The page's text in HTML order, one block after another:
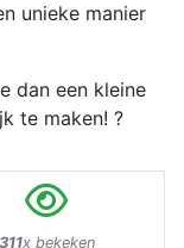
unieke manier
dan een kleine
te maken! ?
311x bekeken